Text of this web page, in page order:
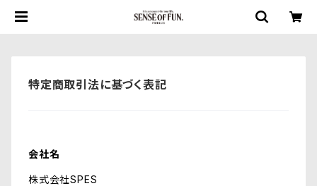
特定商取引法に基づく表記
会社名
株式会社SPES